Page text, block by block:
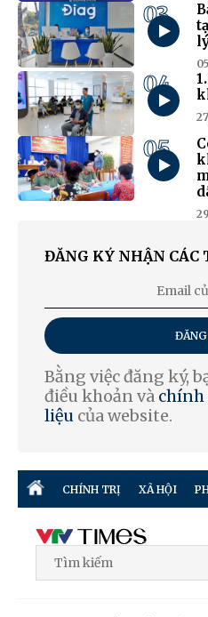
03
04
05
ĐĂNG KÝ NHẬN CÁC
ĐĂNG
Bằng việc đăng ký,
điều khoản và chính
liệu của website.
CHÍNH TRỊ XÃ HỘI